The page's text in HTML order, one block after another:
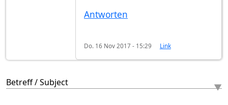
Antworten
Do. 16 Nov 2017 - 15:29 Link
Betreff / Subject